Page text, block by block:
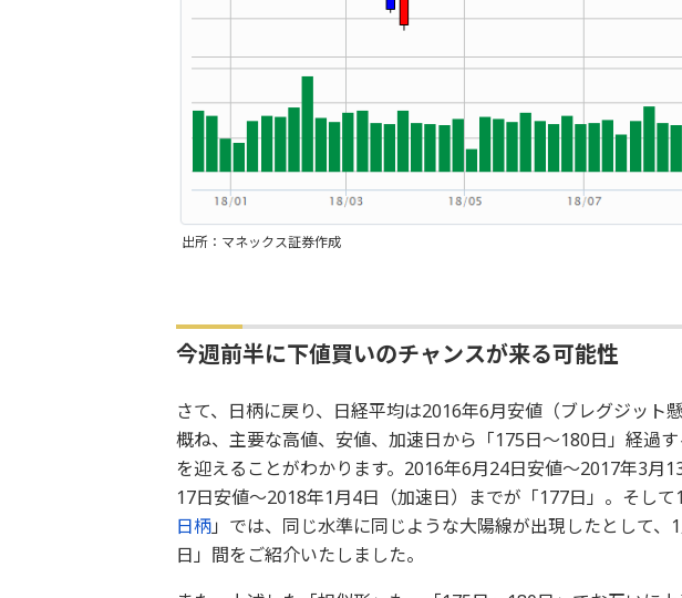
出所：マネックス証券作成
今週前半に下値買いのチャンスが来る可能性
さて、日柄に戻り、日経平均は2016年6月安値（ブレグジット
概ね、主要な高値、安値、加速日から「175日～180日」経過
を迎えることがわかります。2016年6月24日安値～2017年3月
17日安値～2018年1月4日（加速日）までが「177日」。そし
日柄」では、同じ水準に同じような大陽線が出現したとして
日」間をご紹介いたしました。